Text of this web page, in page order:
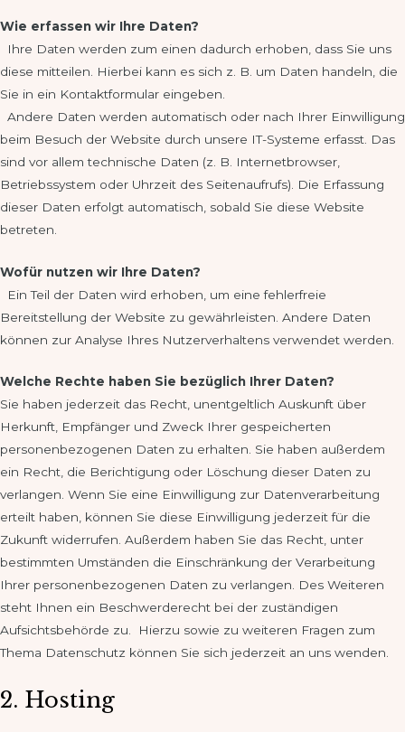
Wie erfassen wir Ihre Daten?
Ihre Daten werden zum einen dadurch erhoben, dass Sie uns
diese mitteilen. Hierbei kann es sich z. B. um Daten handeln, die
Sie in ein Kontaktformular eingeben.
Andere Daten werden automatisch oder nach Ihrer Einwilligung
beim Besuch der Website durch unsere IT-Systeme erfasst. Das
sind vor allem technische Daten (z. B. Internetbrowser,
Betriebssystem oder Uhrzeit des Seitenaufrufs). Die Erfassung
dieser Daten erfolgt automatisch, sobald Sie diese Website
betreten.
Wofür nutzen wir Ihre Daten?
Ein Teil der Daten wird erhoben, um eine fehlerfreie
Bereitstellung der Website zu gewährleisten. Andere Daten
können zur Analyse Ihres Nutzerverhaltens verwendet werden.
Welche Rechte haben Sie bezüglich Ihrer Daten?
Sie haben jederzeit das Recht, unentgeltlich Auskunft über
Herkunft, Empfänger und Zweck Ihrer gespeicherten
personenbezogenen Daten zu erhalten. Sie haben außerdem
ein Recht, die Berichtigung oder Löschung dieser Daten zu
verlangen. Wenn Sie eine Einwilligung zur Datenverarbeitung
erteilt haben, können Sie diese Einwilligung jederzeit für die
Zukunft widerrufen. Außerdem haben Sie das Recht, unter
bestimmten Umständen die Einschränkung der Verarbeitung
Ihrer personenbezogenen Daten zu verlangen. Des Weiteren
steht Ihnen ein Beschwerderecht bei der zuständigen
Aufsichtsbehörde zu. Hierzu sowie zu weiteren Fragen zum
Thema Datenschutz können Sie sich jederzeit an uns wenden.
2. Hosting